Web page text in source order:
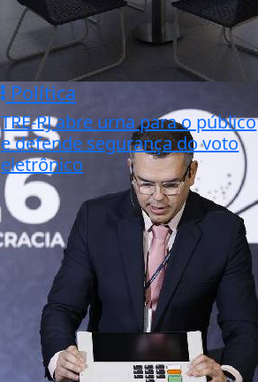
Política
TRE-RJ abre urna para o público
e defende segurança do voto
eletrônico